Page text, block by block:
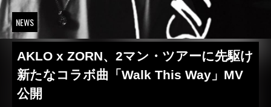
NEWS
AKLO x ZORN、2マン・ツアーに先駆け
新たなコラボ曲「Walk This Way」MV
公開